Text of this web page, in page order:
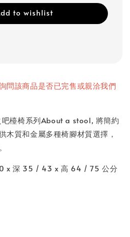
to wishlist
問該商品是否已完售或親洽我們
檯椅系列About a stool, 將簡約
木質和金屬多種椅腳材質選擇，
x 深 35 / 43 x 高 64 / 75 公分